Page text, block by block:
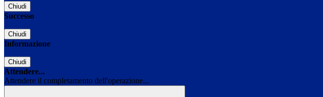
Chiudi
Successo
Chiudi
Informazione
Chiudi
Attendere...
Attendere il completamento dell'operazione...